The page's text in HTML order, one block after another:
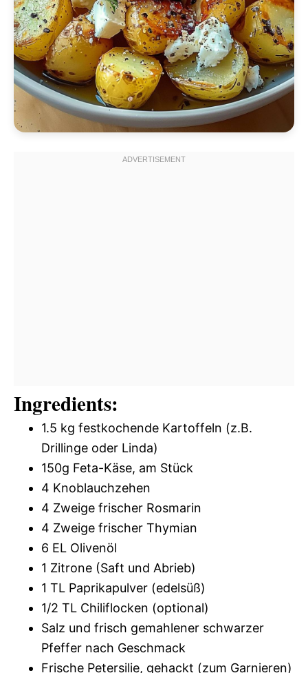
Ingredients:
1.5 kg festkochende Kartoffeln (z.B.
Drillinge oder Linda)
150g Feta-Käse, am Stück
4 Knoblauchzehen
4 Zweige frischer Rosmarin
4 Zweige frischer Thymian
6 EL Olivenöl
1 Zitrone (Saft und Abrieb)
1 TL Paprikapulver (edelsüß)
1/2 TL Chiliflocken (optional)
Salz und frisch gemahlener schwarzer
Pfeffer nach Geschmack
Frische Petersilie, gehackt (zum Garnieren)